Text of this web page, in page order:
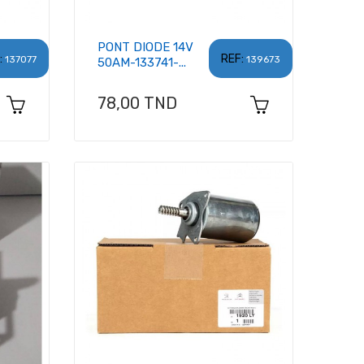
137077 REF: 139673
PONT DIODE 14V
50AM-133741-...
Prix
78,00 TND